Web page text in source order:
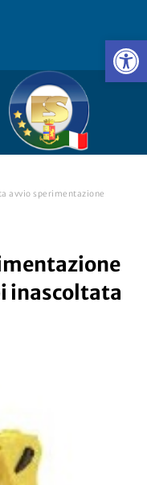
avvio sperimentazione
inascoltata